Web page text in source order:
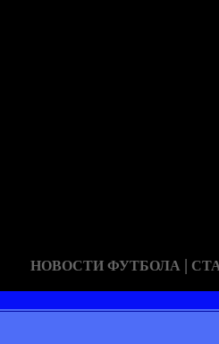
НОВОСТИ ФУТБОЛА |